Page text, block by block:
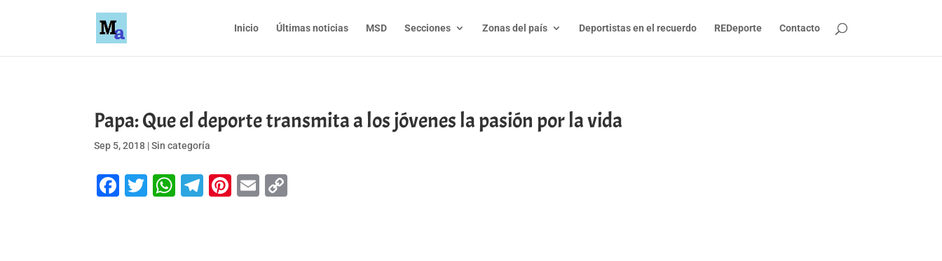
Inicio Últimas noticias MSD Secciones Zonas del país Deportistas en el recuerdo REDeporte Contacto
Papa: Que el deporte transmita a los jóvenes la pasión por la vida
Sep 5, 2018 |Sin categoría
Facebook
Twitter
WhatsApp
Telegram
Pinterest
Email